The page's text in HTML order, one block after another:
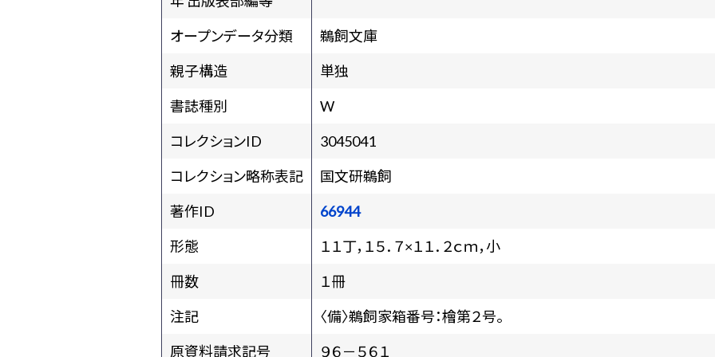
オープンデータ分類
鵜飼文庫
親子構造
単独
書誌種別
W
コレクションID
3045041
コレクション略称表記
国文研鵜飼
著作ID
66944
形態
１１丁，１５．７×１１．２ｃｍ，小
冊数
１冊
注記
〈備〉鵜飼家箱番号：檜第２号。
原資料請求記号
９６－５６１